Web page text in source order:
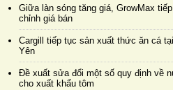
Giữa làn sóng tăng giá, GrowMax
chỉnh giá bán
Cargill tiếp tục sản xuất thức ăn cá
Yên
Đề xuất sửa đổi một số quy định về
cho xuất khẩu tôm